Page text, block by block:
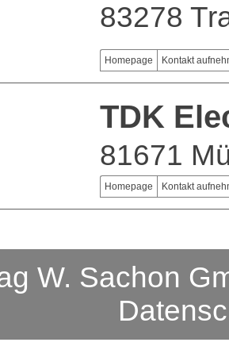
83278
Homepage Kontakt
TDK
81671
Homepage Kontakt
W. Sachon